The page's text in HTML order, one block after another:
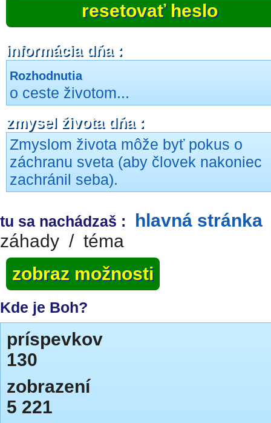
resetovať heslo
informácia dňa :
Rozhodnutia
o ceste životom...
zmysel života dňa :
Zmyslom života môže byť pokus o
záchranu sveta (aby človek nakoniec
zachránil seba).
tu sa nachádzaš : hlavná stránka
záhady / téma
zobraz možnosti
Kde je Boh?
príspevkov
130
zobrazení
5 221